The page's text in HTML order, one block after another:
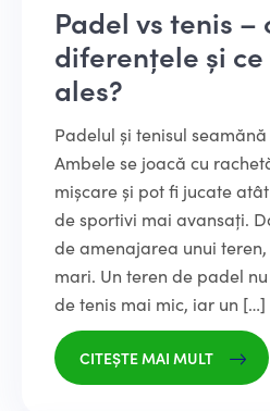
Padel vs tenis –
diferențele și
ales?
Padelul și tenisul
Ambele se joacă cu
mișcare și pot fi jucate
de sportivi mai avansați.
de amenajarea unui
mari. Un teren de padel
de tenis mai mic, iar un […]
CITEȘTE MAI MULT